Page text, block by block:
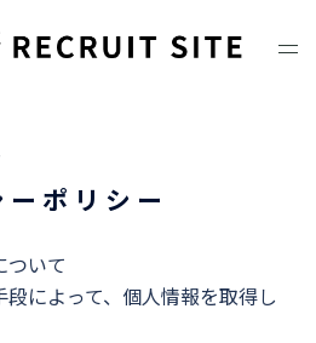
ポリシー
ついて
によって、個人情報を取得し